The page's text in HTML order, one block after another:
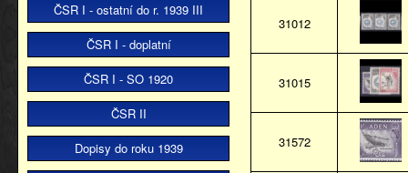
ČSR I - ostatní do r. 1939 III
ČSR I - doplatní
ČSR I - SO 1920
ČSR II
Dopisy do roku 1939
31012
31015
31572